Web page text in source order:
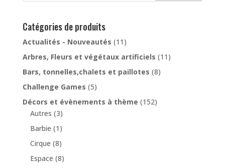
Catégories de produits
Actualités - Nouveautés (11)
Arbres, Fleurs et végétaux artificiels (11)
Bars, tonnelles,chalets et paillotes (8)
Challenge Games (5)
Décors et évènements à thème (152)
Autres (3)
Barbie (1)
Cirque (8)
Espace (8)